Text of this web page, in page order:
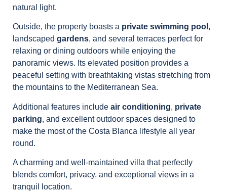
natural light.
Outside, the property boasts a private swimming pool ,
landscaped gardens, and several terraces perfect for
relaxing or dining outdoors while enjoying the
panoramic views. Its elevated position provides a
peaceful setting with breathtaking vistas stretching from
the mountains to the Mediterranean Sea.
Additional features include air conditioning, private
parking, and excellent outdoor spaces designed to
make the most of the Costa Blanca lifestyle all year
round.
A charming and well-maintained villa that perfectly
blends comfort, privacy, and exceptional views in a
tranquil location.